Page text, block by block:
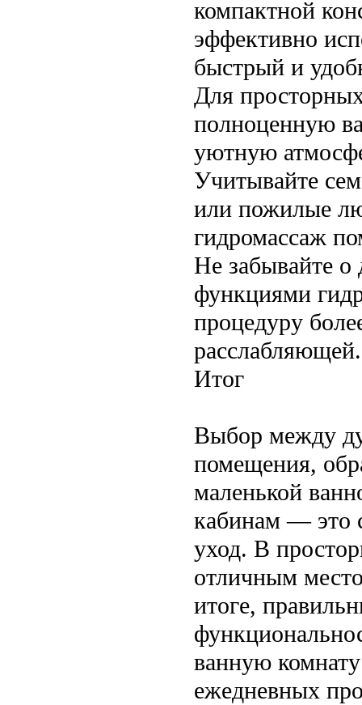
компактной
эффективно
быстрый и
Для
полноценную
уютную
Учитывайте
или пожилые
гидромассаж
Не забывайте о
функциями
процедуру
расслабляющей.
Итог
Выбор между
помещения,
маленькой
кабинам — это
уход. В
отличным
итоге,
ванную
ежедневных